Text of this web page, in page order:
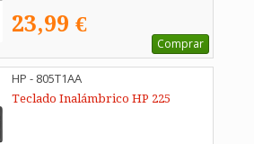
23,99 €
Comprar
HP - 805T1AA
Teclado Inalámbrico HP 225